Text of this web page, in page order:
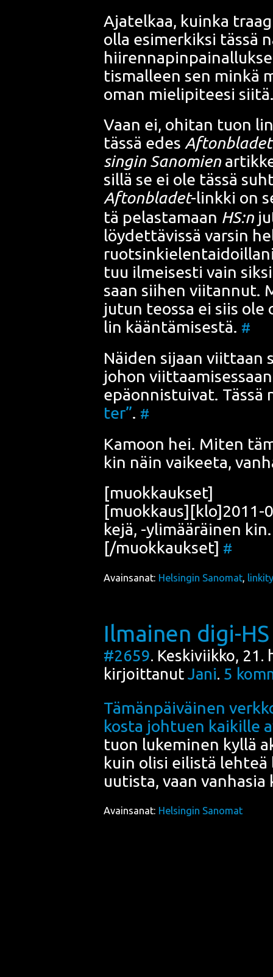
Aja­tel­kaa, kuin­ka
olla esi­mer­kik­si täs­sä
tis­mal­leen sen min­kä
oman mie­li­pi­tee­si
Vaan ei, ohi­tan tuon
täs­sä edes Aftonbla­det
sin­gin Sano­mien
sil­lä se ei ole täs­sä
Aftonbla­det-link­ki on
tä pelas­ta­maan HS:n
löy­det­tä­vis­sä var­sin
tuu ilmei­ses­ti vain
saan sii­hen vii­tan­nut.
jutun teos­sa ei siis
lin kään­tä­mi­ses­tä. #
Näi­den sijaan viit­taan
johon
epä­on­nis­tui­vat. Täs­sä
ter”. #
Kamoon hei. Miten
kin näin vai­kee­ta,
[muok­kauk­set]
ke­jä, -yli­mää­räi­nen kin.
[/muokkaukset] #
Avainsanat: Helsingin Sanomat,
Ilmainen digi-HS
#2659. Keskiviikko,
kirjoittanut Jani. 5
Tämän­päi­väi­nen
kos­ta joh­tuen kai­kil­le
tuon luke­mi­nen kyl­lä
kuin oli­si eilis­tä
uutis­ta, vaan
Avainsanat: Helsingin Sanomat